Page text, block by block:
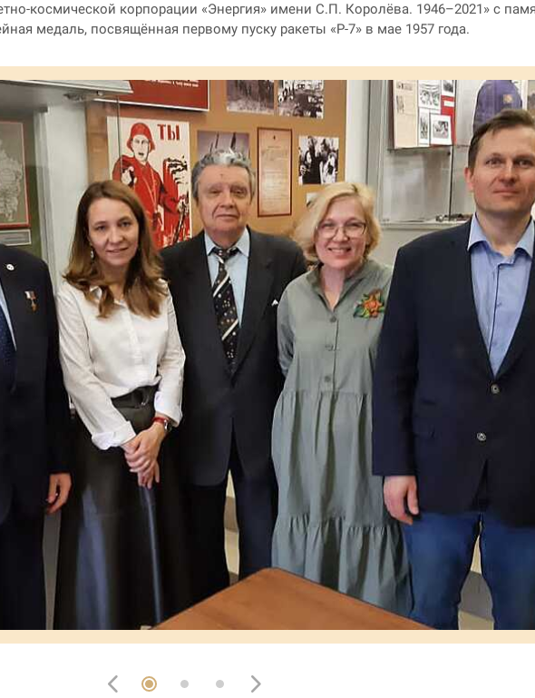
космической корпорации «Энергия» имени С.П. Королёва. 1946–2021» с
медаль, посвящённая первому пуску ракеты «Р-7» в мае 1957 года.